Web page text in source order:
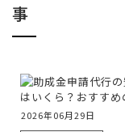
事
2026年06月29日